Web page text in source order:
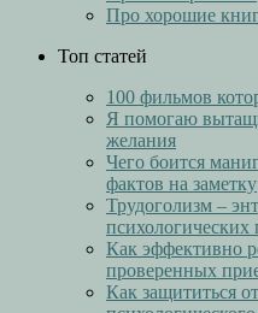
Про хорошие
Топ статей
100 фильмов
Я помогаю
желания
Чего боится
фактов на заметку
Трудоголизм –
психологических
Как эффективно
проверенных
Как защититься